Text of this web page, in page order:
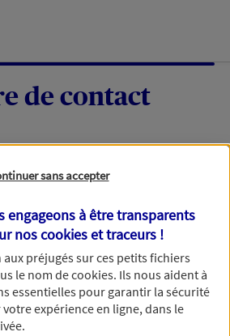
de contact
répondrons dans les
mail ou par téléphone.
sans accepter
engageons à être transparents
noscookies et traceurs !
préjugés sur ces petits fichiers
le nom decookies. Ils nous aident à
essentielles pour garantir la sécurité
expérience en ligne, dans le